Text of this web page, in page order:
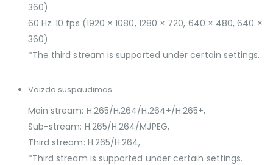
360)
60 Hz: 10 fps (1920 × 1080, 1280 × 720, 640 × 480, 640 ×
360)
*The third stream is supported under certain settings.
Vaizdo suspaudimas
Main stream: H.265/H.264/H.264+/H.265+,
Sub-stream: H.265/H.264/MJPEG,
Third stream: H.265/H.264,
*Third stream is supported under certain settings.